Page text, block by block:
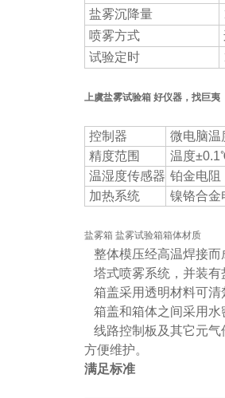
盐雾沉降量
喷雾方式
试验定时
上虞盐雾试验箱 好仪器，找巨夷
控制器
微电脑温
精度范围
温度
温湿度传感器 铂金电
加热系统
镍铬合金
盐雾箱 盐雾试验箱箱体材质
整体模压经高温焊接而
塔式喷雾系统，并装有
箱盖采用透明材料可清
箱盖和箱体之间采用水
线路控制板及其它元气
方便维护。
满足标准